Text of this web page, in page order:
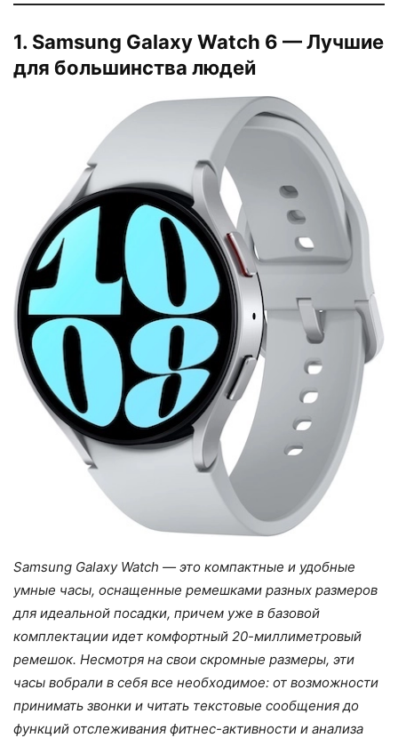
1. Samsung Galaxy Watch 6 — Лучшие
для большинства людей
Samsung Galaxy Watch — это компактные и удобные
умные часы, оснащенные ремешками разных размеров
для идеальной посадки, причем уже в базовой
комплектации идет комфортный 20-миллиметровый
ремешок. Несмотря на свои скромные размеры, эти
часы вобрали в себя все необходимое: от возможности
принимать звонки и читать текстовые сообщения до
функций отслеживания фитнес-активности и анализа